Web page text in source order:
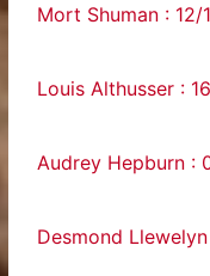
Mort Shuman : 12/
Louis Althusser :
Audrey Hepburn :
Desmond